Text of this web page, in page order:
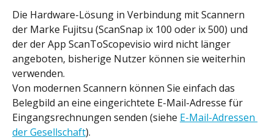
Die Hardware-Lösung in Verbindung mit Scannern
der Marke Fujitsu (ScanSnap ix 100 oder ix 500) und
der der App ScanToScopevisio wird nicht länger
angeboten, bisherige Nutzer können sie weiterhin
verwenden.
Von modernen Scannern können Sie einfach das
Belegbild an eine eingerichtete E-Mail-Adresse für
Eingangsrechnungen senden (siehe E-Mail-Adressen
der Gesellschaft).